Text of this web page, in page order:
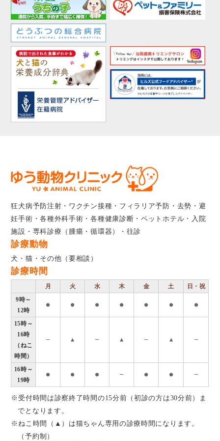
狂犬病予防注射・ワクチン接種・フィラリア予防・去勢・避
妊手術・各種外科手術・各種健康診断・ペットホテル・入院
施設・専科診療（腫瘍・循環器）・往診
診療動物
犬・猫・その他（要相談）
診療時間
月 火 水 木 金 土
日・祝
9時～
12時
● ● ● ● ● ● ●
15時～
16時
（ねこ
時間）
― ▲ ― ▲ ― ▲ ―
16時～
19時
● ● ● ― ● ● ―
※受付時間は診察終了時間の15分前（初診の方は30分前）ま
でとなります。
※ねこ時間（▲）は猫ちゃん専用の診療時間になります。
（予約制）